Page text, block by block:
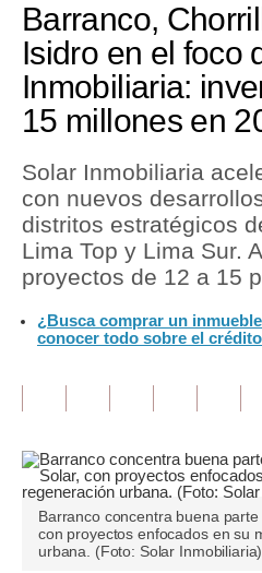
Perú
Política
Tu Dinero
Finanzas Personales
Inmobiliarias
Plus G
Editorial
Pregunta de hoy
Tendencias
Lujo
Viajes
Barranco,
Isidro en el foco
Inmobiliaria:
15 millones en
Solar Inmobiliaria
con nuevos
distritos estratégicos
Lima Top y Lima Sur.
proyectos de 12 a 15
¿Busca comprar un
conocer todo sobre el
Barranco concentra buena
con proyectos enfocados en su
urbana. (Foto: Solar Inmobiliaria)